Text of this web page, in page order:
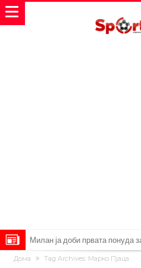
Милан ја доби првата понуда
Италијански петтолигаш
Дома Tag Archives: Марко Пјаца